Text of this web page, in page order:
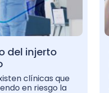
del injerto
clínicas que
en riesgo la